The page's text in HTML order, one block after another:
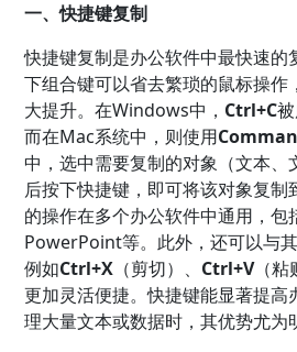
一、快捷键复制
快捷键复制是办公软件中最快速的
下组合键可以省去繁琐的鼠标操作
大提升。在Windows中， Ctrl+C
而在Mac系统中，则使用
中，选中需要复制的对象（文本、
后按下快捷键，即可将该对象复
的操作在多个办公软件中通用，包
PowerPoint等。此外，还可以与
例如Ctrl+X （剪切）、 Ctrl+V（粘
更加灵活便捷。快捷键能显著提高
理大量文本或数据时，其优势尤为